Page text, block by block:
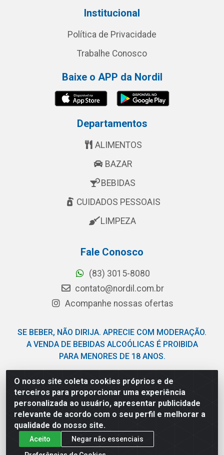
O nosso site coleta cookies próprios e de
terceiros para proporcionar uma experiência
personalizada ao usuário, apresentar publicidade
relevante de acordo com o seu perfil e melhorar a
qualidade do nosso site.
Aceito
Negar não essenciais
Institucional
Política de Privacidade
Trabalhe Conosco
Baixe o APP da Nordil
Departamentos
ALIMENTOS
BAZAR
BEBIDAS
CUIDADOS PESSOAIS
LIMPEZA
Fale Conosco
(83) 3015-8080
contato@nordil.com.br
Acompanhe nossas ofertas
SE BEBER, NÃO DIRIJA. APRECIE COM MODERAÇÃO.
A VENDA DE BEBIDAS ALCOÓLICAS É PROIBIDA
PARA MENORES DE 18 ANOS.
Nordil Distribuidora - Avenida Liberdade, 2738, Bloco F -
Sesi - Bayeux/PB - CEP 58.111-400 - CNPJ
03.775.813/0001-41